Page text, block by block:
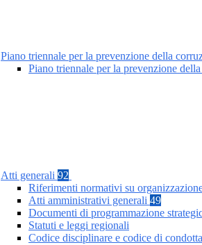
Piano triennale per la prevenzione della
Piano triennale per la prevenzione
Atti generali 92
Riferimenti normativi su
Atti amministrativi generali 49
Documenti di programmazione
Statuti e leggi regionali
Codice disciplinare e codice di condotta